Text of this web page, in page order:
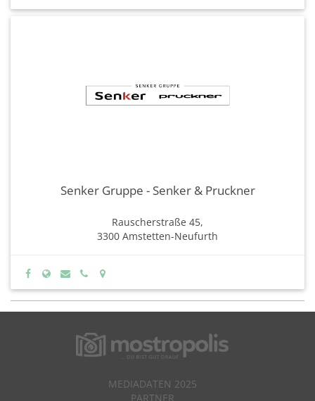
Senker Gruppe - Senker & Pruckner
Rauscherstraße 45,
3300 Amstetten-Neufurth
MEDIADATEN 2025
PARTNER